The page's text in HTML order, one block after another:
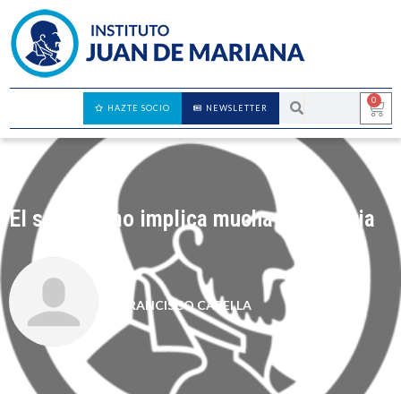
0
NEWSLETTER
HAZTE SOCIO
El socialismo implica mucha ignorancia
FRANCISCO CAPELLA